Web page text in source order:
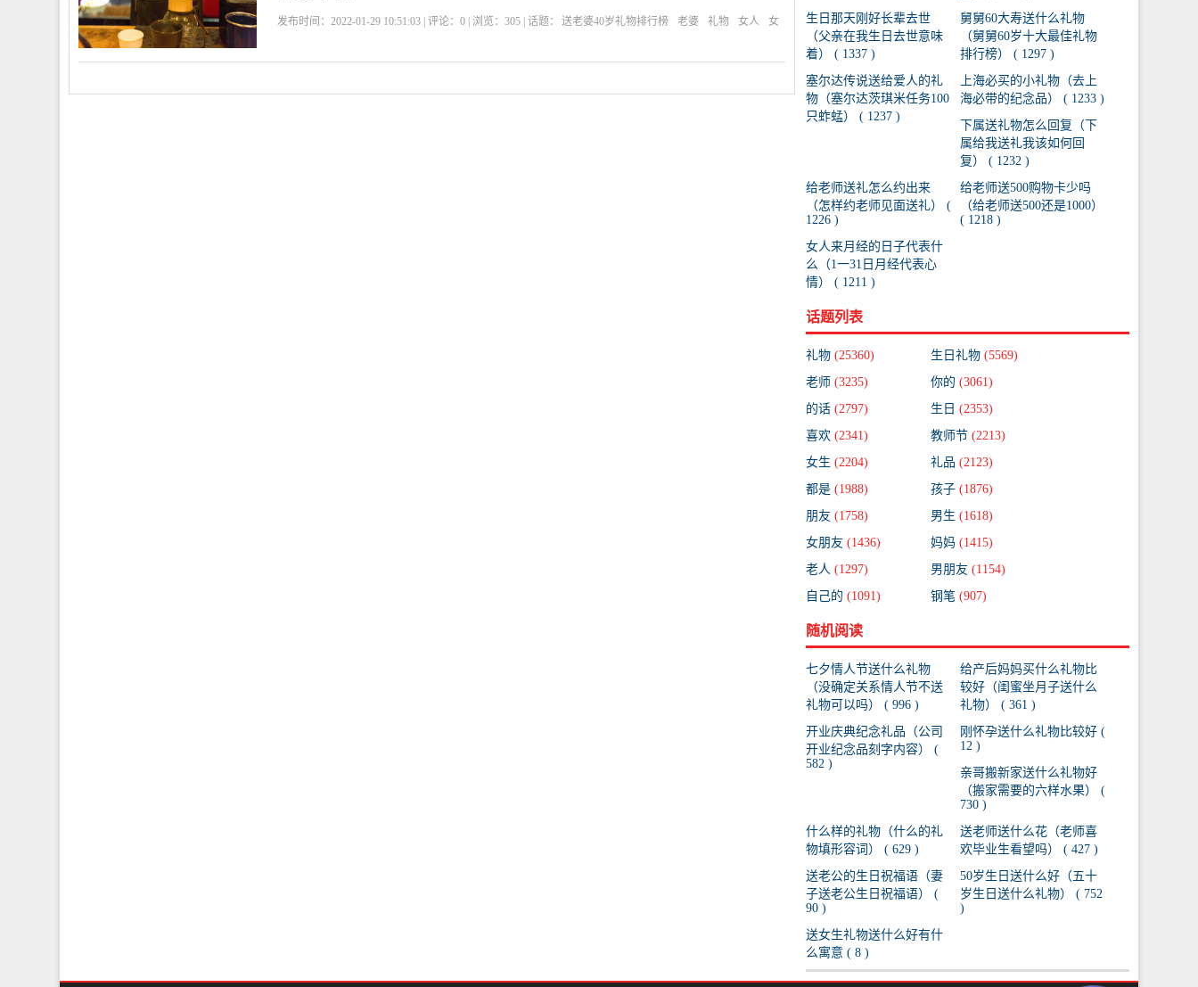
发布时间：2022-01-29 10:51:03 | 评论：0 | 浏览：305 | 话题： 送老婆40岁礼物排行榜 老婆 礼物 女人
女
生日那天刚好长辈去世
（父亲在我生日去世意味
着） ( 1337 )
舅舅60大寿送什么礼物
（舅舅60岁十大最佳礼物
排行榜） ( 1297 )
塞尔达传说送给爱人的礼
物（塞尔达茨琪米任务100
只蚱蜢） ( 1237 )
上海必买的小礼物（去上
海必带的纪念品） ( 1233 )
下属送礼物怎么回复（下
属给我送礼我该如何回
复） ( 1232 )
给老师送礼怎么约出来
（怎样约老师见面送礼） (
1226 )
给老师送500购物卡少吗
（给老师送500还是1000）
( 1218 )
女人来月经的日子代表什
么（1一31日月经代表心
情） ( 1211 )
话题列表
礼物 (25360) 生日礼物 (5569)
老师 (3235) 你的 (3061)
的话 (2797) 生日 (2353)
喜欢 (2341) 教师节 (2213)
女生 (2204) 礼品 (2123)
都是 (1988) 孩子 (1876)
朋友 (1758) 男生 (1618)
女朋友 (1436) 妈妈 (1415)
老人 (1297) 男朋友 (1154)
自己的 (1091) 钢笔 (907)
随机阅读
七夕情人节送什么礼物
（没确定关系情人节不送
礼物可以吗） ( 996 )
给产后妈妈买什么礼物比
较好（闺蜜坐月子送什么
礼物） ( 361 )
开业庆典纪念礼品（公司
开业纪念品刻字内容） (
582 )
刚怀孕送什么礼物比较好 (
12 )
亲哥搬新家送什么礼物好
（搬家需要的六样水果） (
730 )
什么样的礼物（什么的礼
物填形容词） ( 629 )
送老师送什么花（老师喜
欢毕业生看望吗） ( 427 )
送老公的生日祝福语（妻
子送老公生日祝福语） (
90 )
50岁生日送什么好（五十
岁生日送什么礼物） ( 752
)
送女生礼物送什么好有什
么寓意 ( 8 )